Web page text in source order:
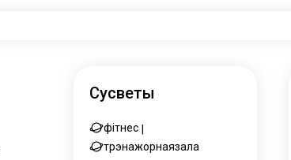
Сусветы
фітнес
трэнажорнаязала